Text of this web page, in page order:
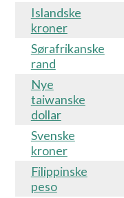
Islandske
kroner
Sørafrikanske
rand
Nye
taiwanske
dollar
Svenske
kroner
Filippinske
peso